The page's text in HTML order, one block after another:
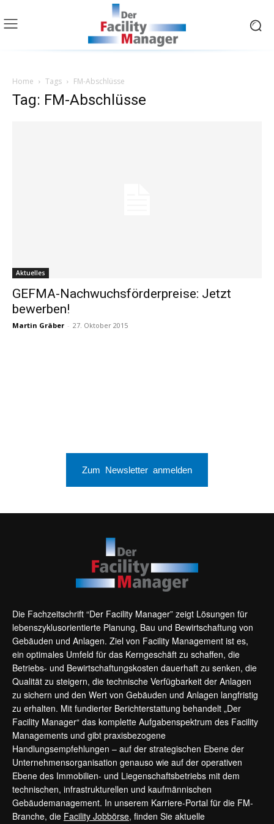
Home Tags FM-Abschlüsse
Tag: FM-Abschlüsse
Aktuelles
GEFMA-Nachwuchsförderpreise: Jetzt
bewerben!
Martin Gräber - 27. Oktober 2015
Zum Newsletter anmelden
Die Fachzeitschrift “Der Facility Manager” zeigt Lösungen für
lebenszyklusorientierte Planung, Bau und Bewirtschaftung von
Gebäuden und Anlagen. Ziel von Facility Management ist es,
ein optimales Umfeld für das Kerngeschäft zu schaffen, die
Betriebs- und Bewirtschaftungskosten dauerhaft zu senken, die
Qualität zu steigern, die technische Verfügbarkeit der Anlagen
zu sichern und den Wert von Gebäuden und Anlagen langfristig
zu erhalten. Mit fundierter Berichterstattung behandelt „Der
Facility Manager“ das komplette Aufgabenspektrum des Facility
Managements und gibt praxisbezogene
Handlungsempfehlungen – auf der strategischen Ebene der
Unternehmensorganisation genauso wie auf der operativen
Ebene des Immobilien- und Liegenschaftsbetriebs mit dem
technischen, infrastrukturellen und kaufmännischen
Gebäudemanagement. In unserem Karriere-Portal für die FM-
Branche, die Facility Jobbörse, finden Sie aktuelle